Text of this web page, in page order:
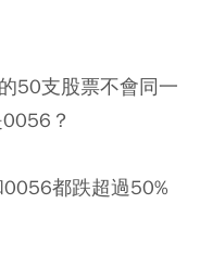
50支股票不會同一
？
都跌超過50%